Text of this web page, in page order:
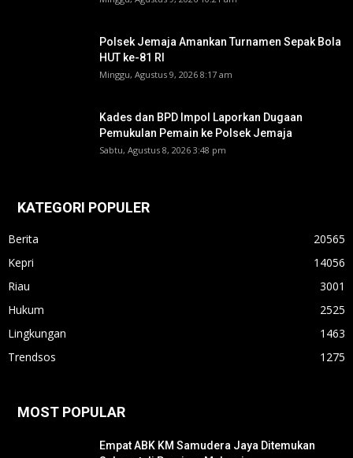
Polsek Jemaja Amankan Turnamen Sepak Bola
HUT ke-81 RI ‎
Minggu, Agustus 9, 2026 8:17 am
Kades dan BPD Impol Laporkan Dugaan
Pemukulan Pemain ke Polsek Jemaja
Sabtu, Agustus 8, 2026 3:48 pm
KATEGORI POPULER
Berita
20565
Kepri
14056
Riau
3001
Hukum
2525
Lingkungan
1463
Trendsos
1275
MOST POPULAR
Empat ABK KM Samudera Jaya Ditemukan